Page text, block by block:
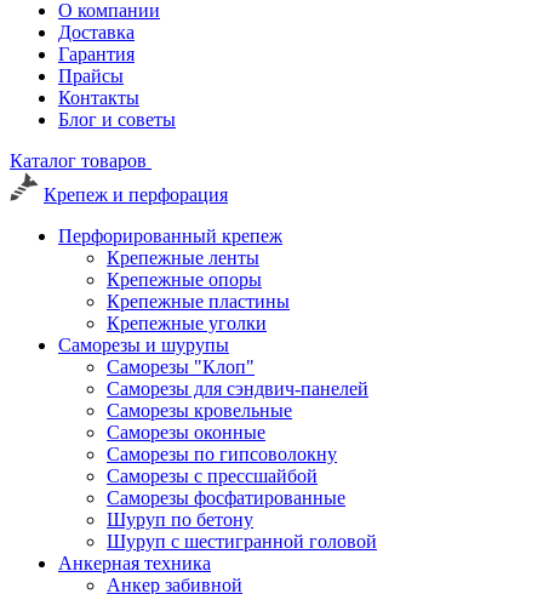
О компании
Доставка
Гарантия
Прайсы
Контакты
Блог и советы
Каталог товаров
Крепеж и перфорация
Перфорированный крепеж
Крепежные ленты
Крепежные опоры
Крепежные пластины
Крепежные уголки
Саморезы и шурупы
Саморезы "Клоп"
Саморезы для сэндвич-панелей
Саморезы кровельные
Саморезы оконные
Саморезы по гипсоволокну
Саморезы с прессшайбой
Саморезы фосфатированные
Шуруп по бетону
Шуруп с шестигранной головой
Анкерная техника
Анкер забивной